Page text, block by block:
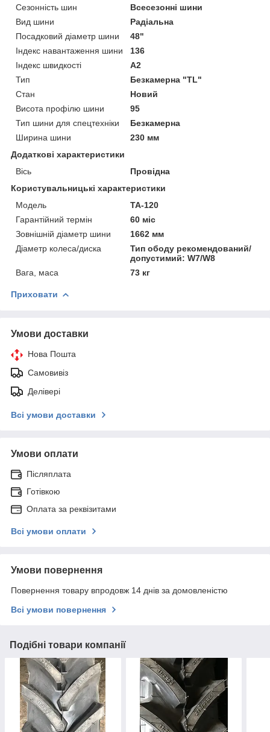
Сезонність шин
Всесезонні шини
Вид шини
Радіальна
Посадковий діаметр шини
48"
Індекс навантаження шини
136
Індекс швидкості
A2
Тип
Безкамерна "TL"
Стан
Новий
Висота профілю шини
95
Тип шини для спецтехніки
Безкамерна
Ширина шини
230 мм
Додаткові характеристики
Вісь
Провідна
Користувальницькі характеристики
Мoдель
ТА-120
Гарантійний термін
60 міс
Зовнішній діаметр шини
1662 мм
Діаметр колеса/диска
Тип ободу рекомендований/
допустимий: W7/W8
Вага, маса
73 кг
Приховати
Умови доставки
Нова Пошта
Самовивіз
Делівері
Всі умови доставки
Умови оплати
Післяплата
Готівкою
Оплата за реквізитами
Всі умови оплати
Умови повернення
Повернення товару впродовж 14 днів за домовленістю
Всі умови повернення
Подібні товари компанії